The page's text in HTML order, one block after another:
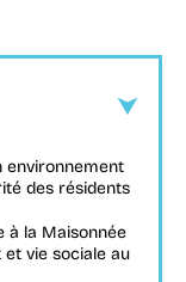
environnement
des résidents
à la Maisonnée
et vie sociale au